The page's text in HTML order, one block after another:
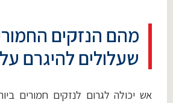
מהם הנזקים
שעלולים להיגרם
אש יכולה לגרום לנזקים חמורים